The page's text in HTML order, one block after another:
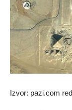
Izvor: pazi.com